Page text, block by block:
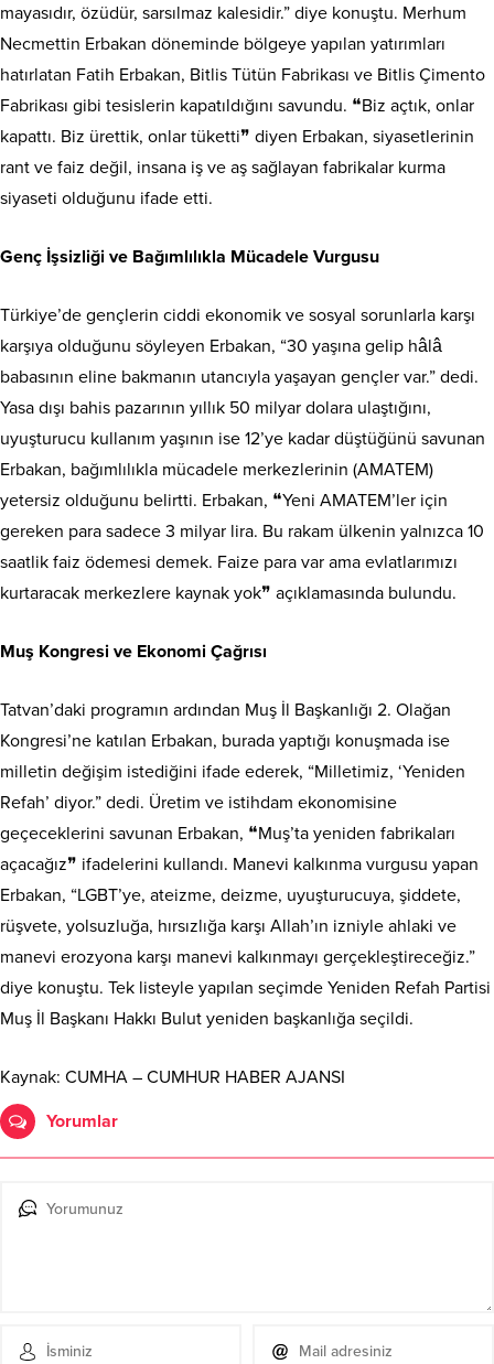
mayasıdır, özüdür, sarsılmaz kalesidir.” diye konuştu. Merhum
Necmettin Erbakan döneminde bölgeye yapılan yatırımları
hatırlatan Fatih Erbakan, Bitlis Tütün Fabrikası ve Bitlis Çimento
Fabrikası gibi tesislerin kapatıldığını savundu. ❝Biz açtık, onlar
kapattı. Biz ürettik, onlar tüketti❞ diyen Erbakan, siyasetlerinin
rant ve faiz değil, insana iş ve aş sağlayan fabrikalar kurma
siyaseti olduğunu ifade etti.
Genç İşsizliği ve Bağımlılıkla Mücadele Vurgusu
Türkiye’de gençlerin ciddi ekonomik ve sosyal sorunlarla karşı
karşıya olduğunu söyleyen Erbakan, “30 yaşına gelip hâlâ
babasının eline bakmanın utancıyla yaşayan gençler var.” dedi.
Yasa dışı bahis pazarının yıllık 50 milyar dolara ulaştığını,
uyuşturucu kullanım yaşının ise 12’ye kadar düştüğünü savunan
Erbakan, bağımlılıkla mücadele merkezlerinin (AMATEM)
yetersiz olduğunu belirtti. Erbakan, ❝Yeni AMATEM’ler için
gereken para sadece 3 milyar lira. Bu rakam ülkenin yalnızca 10
saatlik faiz ödemesi demek. Faize para var ama evlatlarımızı
kurtaracak merkezlere kaynak yok❞ açıklamasında bulundu.
Muş Kongresi ve Ekonomi Çağrısı
Tatvan’daki programın ardından Muş İl Başkanlığı 2. Olağan
Kongresi’ne katılan Erbakan, burada yaptığı konuşmada ise
milletin değişim istediğini ifade ederek, “Milletimiz, ‘Yeniden
Refah’ diyor.” dedi. Üretim ve istihdam ekonomisine
geçeceklerini savunan Erbakan, ❝Muş’ta yeniden fabrikaları
açacağız❞ ifadelerini kullandı. Manevi kalkınma vurgusu yapan
Erbakan, “LGBT’ye, ateizme, deizme, uyuşturucuya, şiddete,
rüşvete, yolsuzluğa, hırsızlığa karşı Allah’ın izniyle ahlaki ve
manevi erozyona karşı manevi kalkınmayı gerçekleştireceğiz.”
diye konuştu. Tek listeyle yapılan seçimde Yeniden Refah Partisi
Muş İl Başkanı Hakkı Bulut yeniden başkanlığa seçildi.
Kaynak: CUMHA – CUMHUR HABER AJANSI
Yorumlar